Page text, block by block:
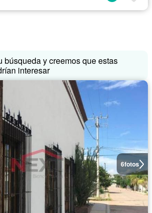
búsqueda y creemos que estas
interesar
6fotos